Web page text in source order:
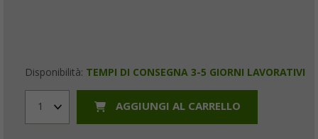
Disponibilità: TEMPI DI CONSEGNA 3-5 GIORNI LAVORATIVI
1 AGGIUNGI AL CARRELLO